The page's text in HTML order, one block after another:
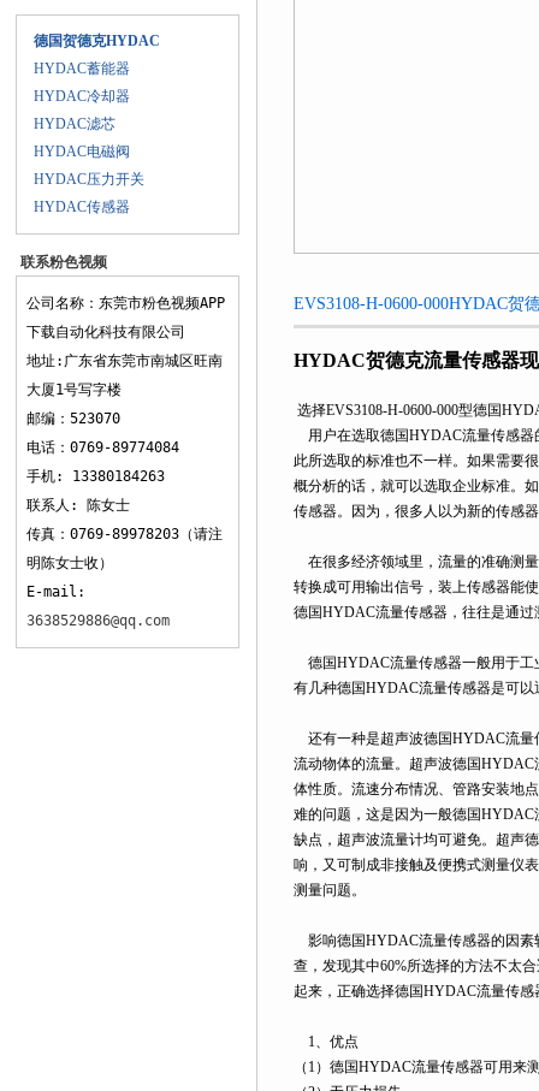
德国贺德克HYDAC
HYDAC蓄能器
HYDAC冷却器
HYDAC滤芯
HYDAC电磁阀
HYDAC压力开关
HYDAC传感器
联系粉色视频
APP下载
公司名称：东莞市粉色视频APP
下载自动化科技有限公司
地址:广东省东莞市南城区旺南
大厦1号写字楼
邮编：523070
电话：0769-89774084
手机: 13380184263
联系人: 陈女士
传真：0769-89978203（请注
明陈女士收）
E-mail:
3638529886@qq.com
EVS3108-H-0600-000HYDAC贺
HYDAC贺德克流量传感器
选择EVS3108-H-0600-000型德国
用户在选取德国HYDAC流量传感器
此所选取的标准也不一样。如果需要
概分析的话，就可以选取企业标准。
传感器。因为，很多人以为新的传感
在很多经济领域里，流量的准确测
转换成可用输出信号，装上传感器能
德国HYDAC流量传感器，往往是通
德国HYDAC流量传感器一般用于工
有几种德国HYDAC流量传感器是可
还有一种是超声波德国HYDAC流量
流动物体的流量。超声波德国
体性质。流速分布情况、管路安装地
难的问题，这是因为一般德国
缺点，超声波流量计均可避免。超声
响，又可制成非接触及便携式测量仪
测量问题。
影响德国HYDAC流量传感器的因素
查，发现其中60%所选择的方法不太
起来，正确选择德国HYDAC流量传
1、优点
（1）德国HYDAC流量传感器可用来